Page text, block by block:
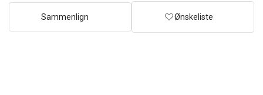
Sammenlign Ønskeliste